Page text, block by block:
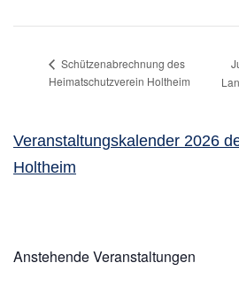
Schützenabrechnung des
Heimatschutzverein Holtheim
Veranstaltungskalender 2026
Holtheim
Anstehende Veranstaltungen